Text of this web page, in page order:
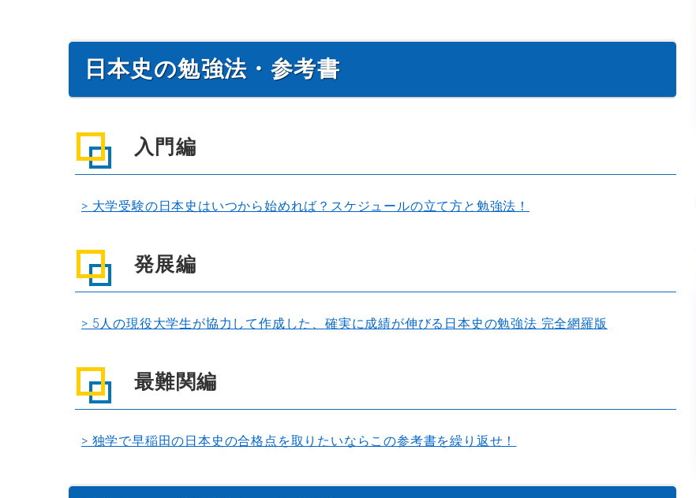
日本史の勉強法・参考書
入門編
> 大学受験の日本史はいつから始めれば？スケジュールの立て方と勉強法！
発展編
> 5人の現役大学生が協力して作成した、確実に成績が伸びる日本史の勉強法 完全網羅版
最難関編
> 独学で早稲田の日本史の合格点を取りたいならこの参考書を繰り返せ！